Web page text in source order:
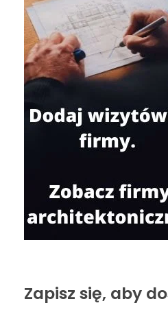
Zapisz się, aby